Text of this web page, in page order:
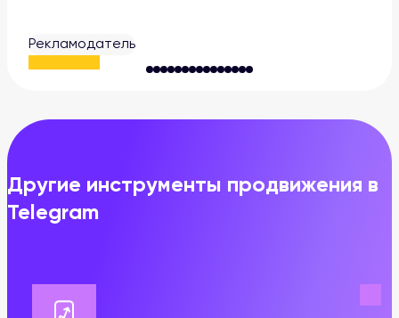
Рекламодатель
Другие инструменты продвижения в
Telegram